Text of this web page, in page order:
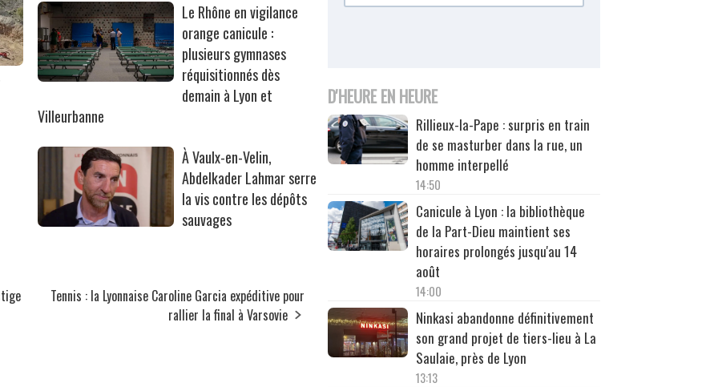
Le Rhône en vigilance
orange canicule :
plusieurs gymnases
réquisitionnés dès
demain à Lyon et
Villeurbanne
À Vaulx-en-Velin,
Abdelkader Lahmar serre
la vis contre les dépôts
sauvages
Tennis : la Lyonnaise Caroline Garcia expéditive pour
rallier la final à Varsovie
D'HEURE EN HEURE
Rillieux-la-Pape : surpris en train
de se masturber dans la rue, un
homme interpellé
14:50
Canicule à Lyon : la bibliothèque
de la Part-Dieu maintient ses
horaires prolongés jusqu'au 14
août
14:00
Ninkasi abandonne définitivement
son grand projet de tiers-lieu à La
Saulaie, près de Lyon
13:13